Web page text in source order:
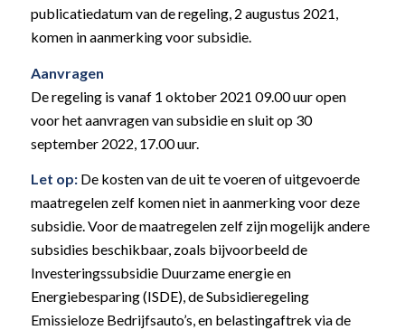
publicatiedatum van de regeling, 2 augustus 2021,
komen in aanmerking voor subsidie.
Aanvragen
De regeling is vanaf 1 oktober 2021 09.00 uur open
voor het aanvragen van subsidie en sluit op 30
september 2022, 17.00 uur.
Let op:De kosten van de uit te voeren of uitgevoerde
maatregelen zelf komen niet in aanmerking voor deze
subsidie. Voor de maatregelen zelf zijn mogelijk andere
subsidies beschikbaar, zoals bijvoorbeeld de
Investeringssubsidie Duurzame energie en
Energiebesparing (ISDE), de Subsidieregeling
Emissieloze Bedrijfsauto’s, en belastingaftrek via de